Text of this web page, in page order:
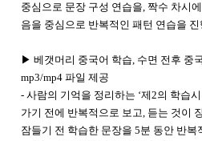
중심으로 문장 구성 연습을, 짝수 차시
음을 중심으로 반복적인 패턴 연습을
▶ 베갯머리 중국어 학습, 수면 전후 중
mp3/mp4 파일 제공
- 사람의 기억을 정리하는 ‘제2의 학습
가기 전에 반복적으로 보고, 듣는 것이
잠들기 전 학습한 문장을 5분 동안 반복